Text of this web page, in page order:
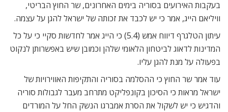
בעקבות האירועים בסוריה בימים האחרונים, שר החוץ הבריטי,
וויליאם הייג, אמר כי יש לכבד את זכותה של ישראל להגן על עצמה.
עיתון הטלגרף דיווח אמש (5.4) כי הייג אמר לחדשות סקיי כי על כל
המדינות לדאוג לביטחון הלאומי שלהן וכמובן שיש באפשרותן לנקוט
בפעולה על מנת להגן עליו.
עוד אמר שר החוץ כי ההסלמה בסוריה והתקיפות האווירויות של
ישראל מראות כי הסיכון בקונפליקט מתרחב מעבר לגבולות סוריה
והדגיש כי יש לשקול את הסרת אמברגו הנשק החל על המורדים